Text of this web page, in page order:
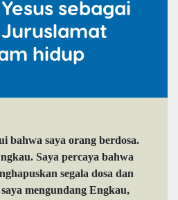
sebagai
hidup
bahwa saya orang berdosa.
Saya percaya bahwa
segala dosa dan
mengundang Engkau,